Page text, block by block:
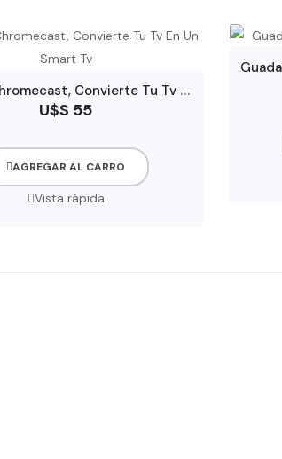
G
oogle Chromecast, Convierte Tu Tv En Un Smart Tv
U$S 55
AGREGAR AL CARRO
Vista rápida